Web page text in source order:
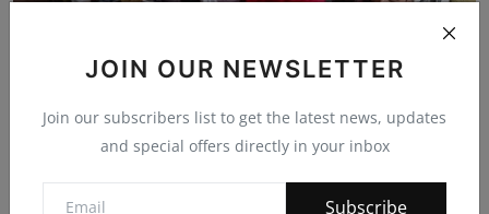
JOIN OUR NEWSLETTER
Join our subscribers list to get the latest news, updates
and special offers directly in your inbox
Subscribe
माली समाज का सामूहिक विवाह सम्मेलन: 19 फरवरी को होगा आ...
Nov 26, 2025 0 244